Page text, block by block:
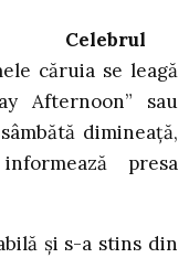
Celebrul
căruia se leagă
Afternoon” sau
dimineaţă,
presa
şi s-a stins din